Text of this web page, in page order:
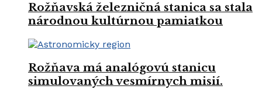
Rožňavská železničná stanica sa stala
národnou kultúrnou pamiatkou
Rožňava má analógovú stanicu
simulovaných vesmírnych misií.